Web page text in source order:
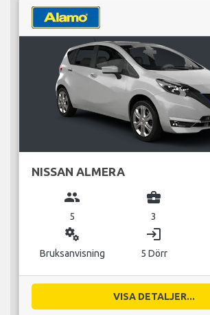
NISSAN ALMERA
group
5
business_center
3
miscellaneous_services
Bruksanvisning
login
5 Dörr
VISA DETALJER...